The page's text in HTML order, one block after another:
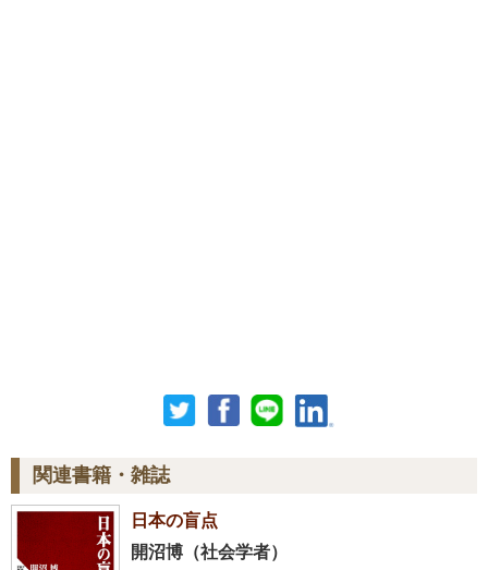
関連書籍・雑誌
日本の盲点
開沼博（社会学者）